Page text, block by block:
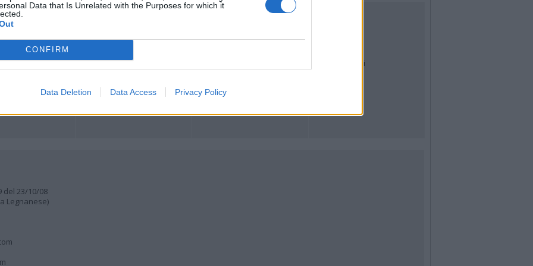
Data that Is Unrelated with the Purposes for which it
CONFIRM
Data Deletion Data Access Privacy Policy
Lettere al direttore
Articoli più letti
del 23/10/08
Legnanese)